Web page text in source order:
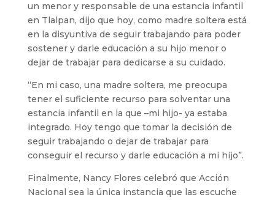
un menor y responsable de una estancia infantil
en Tlalpan, dijo que hoy, como madre soltera está
en la disyuntiva de seguir trabajando para poder
sostener y darle educación a su hijo menor o
dejar de trabajar para dedicarse a su cuidado.
“En mi caso, una madre soltera, me preocupa
tener el suficiente recurso para solventar una
estancia infantil en la que –mi hijo- ya estaba
integrado. Hoy tengo que tomar la decisión de
seguir trabajando o dejar de trabajar para
conseguir el recurso y darle educación a mi hijo”.
Finalmente, Nancy Flores celebró que Acción
Nacional sea la única instancia que las escuche